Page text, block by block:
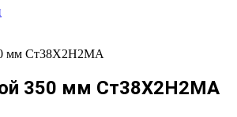
мм Ст38Х2Н2МА
350 мм Ст38Х2Н2МА